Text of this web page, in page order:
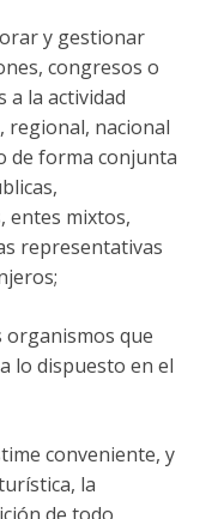
y gestionar
congresos o
a la actividad
regional, nacional
de forma conjunta
entes mixtos,
representativas
organismos que
lo dispuesto en el
conveniente, y
la